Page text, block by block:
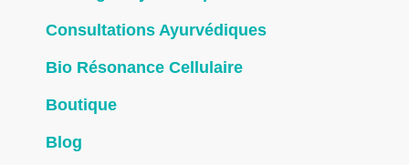
Consultations Ayurvédiques
Bio Résonance Cellulaire
Boutique
Blog